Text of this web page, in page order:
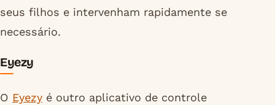
seus filhos e intervenham rapidamente se
necessário.
Eyezy
O Eyezy é outro aplicativo de controle